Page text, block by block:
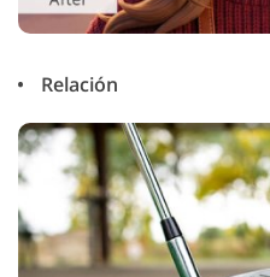
Relación